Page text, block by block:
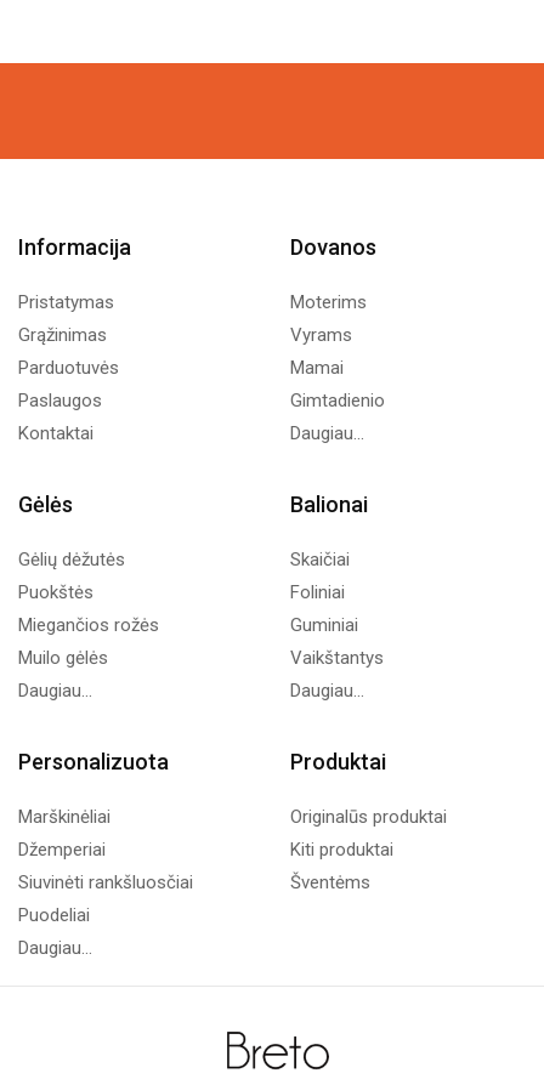
Informacija
Pristatymas
Grąžinimas
Parduotuvės
Paslaugos
Kontaktai
Dovanos
Moterims
Vyrams
Mamai
Gimtadienio
Daugiau...
Gėlės
Gėlių dėžutės
Puokštės
Miegančios rožės
Muilo gėlės
Daugiau...
Balionai
Skaičiai
Foliniai
Guminiai
Vaikštantys
Daugiau...
Personalizuota
Marškinėliai
Džemperiai
Siuvinėti rankšluosčiai
Puodeliai
Daugiau...
Produktai
Originalūs produktai
Kiti produktai
Šventėms